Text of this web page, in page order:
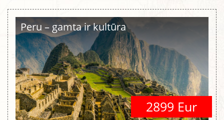
Peru – gamta ir kultūra
2899 Eur